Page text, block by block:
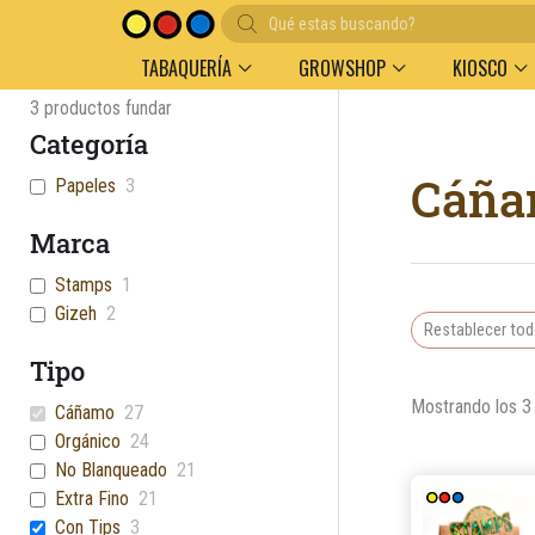
Búsqueda
de
productos
Entregas en el día en AMBA Descuento por
TABAQUERÍA GROWSHOP KIOSCO
3 productos fundar
Categoría
Papeles 3
Marca
Stamps 1
Gizeh 2
Tipo
Cáñamo 27
Orgánico 24
No Blanqueado 21
Extra Fino 21
Con Tips 3
Restablecer
Mostrando los